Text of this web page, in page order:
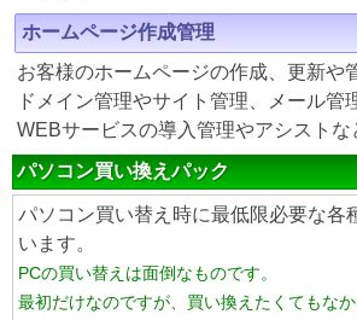
ホームページ作成管理
お客様のホームページの作成、更新や
ドメイン管理やサイト管理、メール管
WEBサービスの導入管理やアシストな
パソコン買い換えパック
パソコン買い替え時に最低限必要な各
います。
PCの買い替えは面倒なものです。
最初だけなのですが、買い換えたくてもな